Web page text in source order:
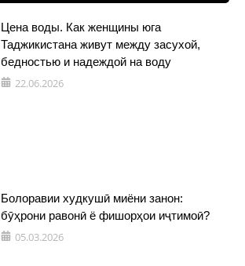
Цена воды. Как женщины юга
Таджикистана живут между засухой,
бедностью и надеждой на воду
22.06.2026
Болоравии худкушӣ миёни занон:
бӯҳрони равонӣ ё фишорҳои иҷтимоӣ?
05.03.2026